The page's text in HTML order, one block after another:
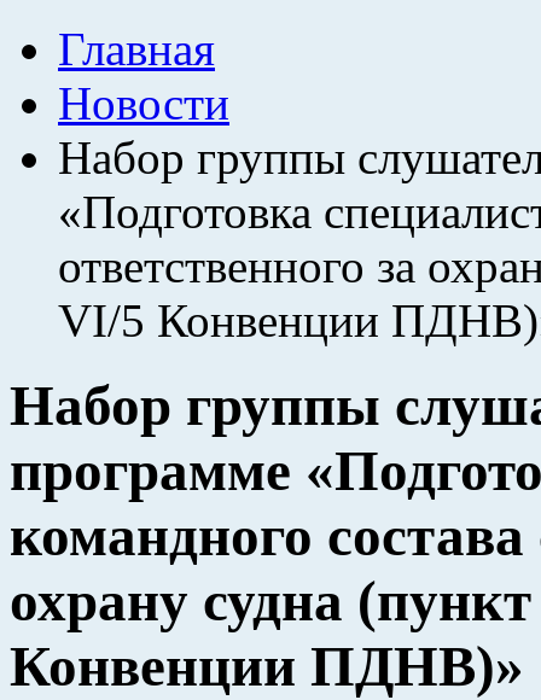
Главная
Новости
Набор группы
«Подготовка
ответственного за
VI/5 Конвенции
Набор группы
программе
командного состава
охрану судна
Конвенции ПДНВ)»